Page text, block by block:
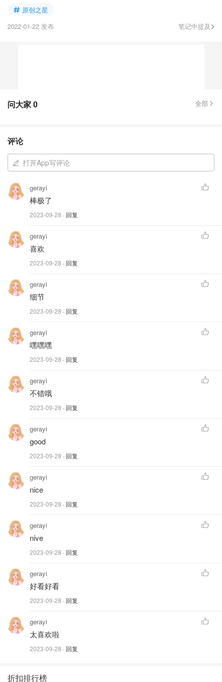
原创之星
2022-01-22 发布
笔记中提及
问大家0 全部
评论
打开App写评论
gerayi
棒极了
2023-09-28 · 回复
gerayi
喜欢
2023-09-28 · 回复
gerayi
细节
2023-09-28 · 回复
gerayi
嘿嘿嘿
2023-09-28 · 回复
gerayi
不错哦
2023-09-28 · 回复
gerayi
good
2023-09-28 · 回复
gerayi
nice
2023-09-28 · 回复
gerayi
nive
2023-09-28 · 回复
gerayi
好看好看
2023-09-28 · 回复
gerayi
太喜欢啦
2023-09-28 · 回复
折扣排行榜